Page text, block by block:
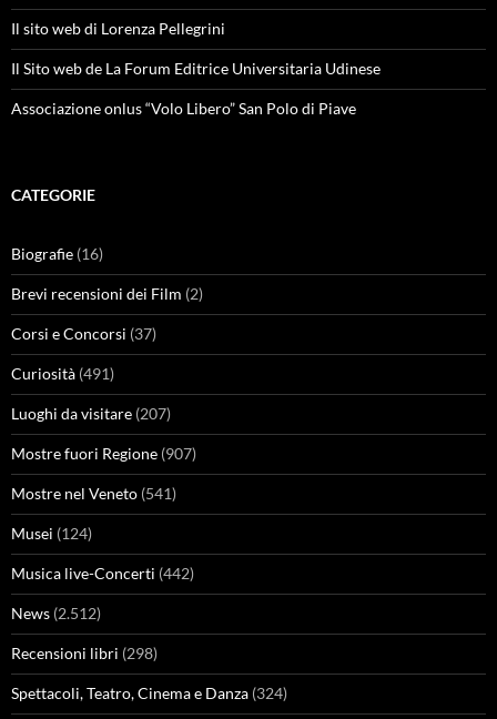
Il sito web di Lorenza Pellegrini
Il Sito web de La Forum Editrice Universitaria Udinese
Associazione onlus “Volo Libero” San Polo di Piave
CATEGORIE
Biografie (16)
Brevi recensioni dei Film (2)
Corsi e Concorsi (37)
Curiosità (491)
Luoghi da visitare (207)
Mostre fuori Regione (907)
Mostre nel Veneto (541)
Musei (124)
Musica live-Concerti (442)
News (2.512)
Recensioni libri (298)
Spettacoli, Teatro, Cinema e Danza (324)